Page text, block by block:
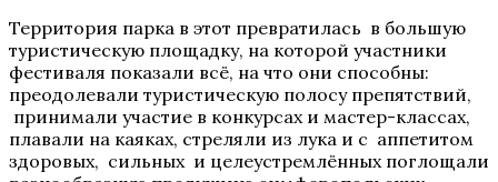
Территория парка в этот превратилась в большую
туристическую площадку, на которой участники
фестиваля показали всё, на что они способны:
преодолевали туристическую полосу препятствий,
принимали участие в конкурсах и мастер-классах,
плавали на каяках, стреляли из лука и с аппетитом
здоровых, сильных и целеустремлённых поглощали